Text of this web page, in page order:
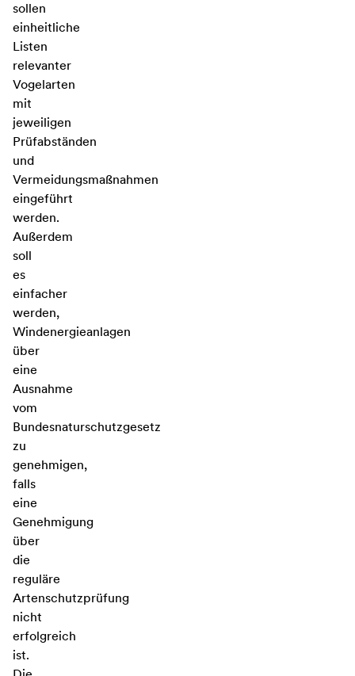
sollen
einheitliche
Listen
relevanter
Vogelarten
mit
jeweiligen
Prüfabständen
und
Vermeidungsmaßnahmen
eingeführt
werden.
Außerdem
soll
es
einfacher
werden,
Windenergieanlagen
über
eine
Ausnahme
vom
Bundesnaturschutzgesetz
zu
genehmigen,
falls
eine
Genehmigung
über
die
reguläre
Artenschutzprüfung
nicht
erfolgreich
ist.